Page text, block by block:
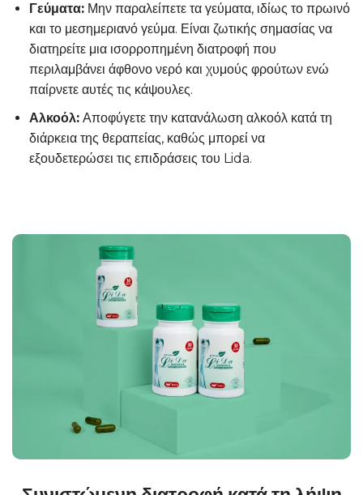
Γεύματα:Μην παραλείπετε τα γεύματα, ιδίως το πρωινό
και το μεσημεριανό γεύμα. Είναι ζωτικής σημασίας να
διατηρείτε μια ισορροπημένη διατροφή που
περιλαμβάνει άφθονο νερό και χυμούς φρούτων ενώ
παίρνετε αυτές τις κάψουλες.
Αλκοόλ:Αποφύγετε την κατανάλωση αλκοόλ κατά τη
διάρκεια της θεραπείας, καθώς μπορεί να
εξουδετερώσει τις επιδράσεις του Lida.